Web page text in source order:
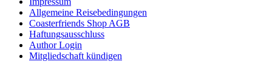
Allgemeine Reisebedingungen
Coasterfriends Shop AGB
Haftungsausschluss
Author Login
Mitgliedschaft kündigen